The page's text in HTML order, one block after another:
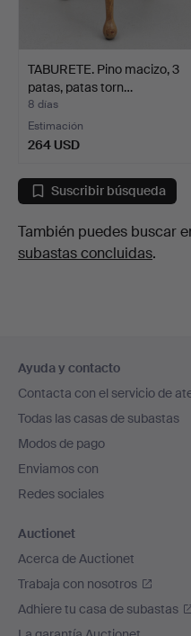
TABURETE. Pino macizo, 3
patas, patas torn…
8 días
Estimación
264 USD
Suscribir búsqueda
También puedes buscar
subastas concluidas.
en
el
pie
de
página
Ayuda y contacto
Contacta con el servicio de
Todas las casas de subastas
Modos de pago
Enviamos con
Redes sociales
Auctionet
Acerca de Auctionet
Trabaja con nosotros
Adhiere tu casa de subastas